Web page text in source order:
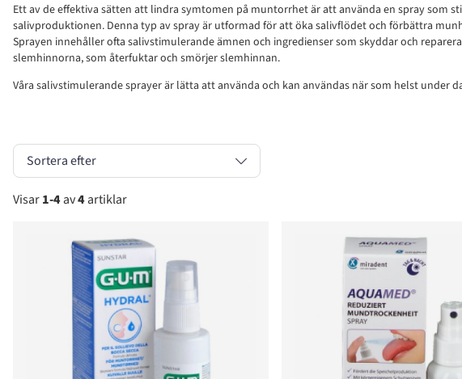
Ett av de effektiva sätten att lindra symtomen på muntorrhet är att använda en spray som
salivproduktionen. Denna typ av spray är utformad för att öka salivflödet och förbättra
Sprayen innehåller ofta salivstimulerande ämnen och ingredienser som skyddar och
slemhinnorna, som återfuktar och smörjer slemhinnan.
Våra salivstimulerande sprayer är lätta att använda och kan användas när som helst under
Sortera efter
Visar1-4av4artiklar